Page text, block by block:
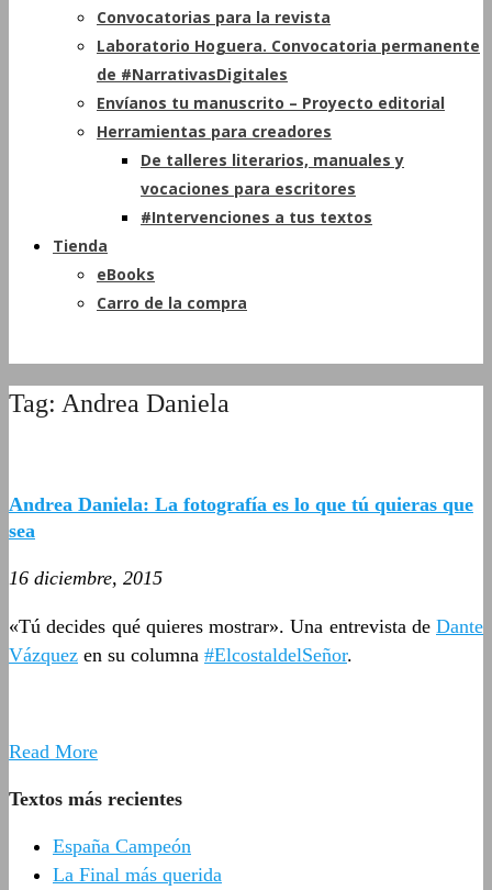
Convocatorias para la revista
Laboratorio Hoguera. Convocatoria permanente
de #NarrativasDigitales
Envíanos tu manuscrito – Proyecto editorial
Herramientas para creadores
De talleres literarios, manuales y
vocaciones para escritores
#Intervenciones a tus textos
Tienda
eBooks
Carro de la compra
Tag: Andrea Daniela
Andrea Daniela: La fotografía es lo que tú quieras que
sea
16 diciembre, 2015
«Tú decides qué quieres mostrar». Una entrevista de Dante
Vázquez en su columna #ElcostaldelSeñor.
Read More
Textos más recientes
España Campeón
La Final más querida